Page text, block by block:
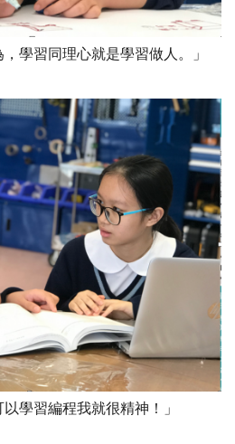
，學習同理心就是學習做人。」
以學習編程我就很精神！」